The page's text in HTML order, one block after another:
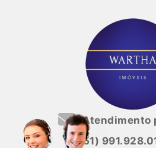
Atendimento
(51)